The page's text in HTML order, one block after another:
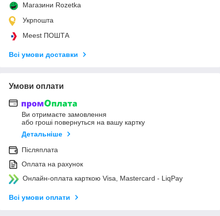
Магазини Rozetka
Укрпошта
Meest ПОШТА
Всі умови доставки
Умови оплати
Ви отримаєте замовлення
або гроші повернуться на вашу картку
Детальніше
Післяплата
Оплата на рахунок
Онлайн-оплата карткою Visa, Mastercard - LiqPay
Всі умови оплати